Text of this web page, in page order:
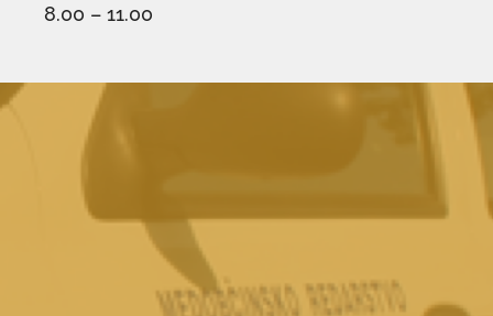
8.00 – 11.00